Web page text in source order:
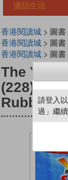
漫話生活
香港閱讀城> 圖書
香港閱讀城> 圖書
香港閱讀城> 圖書
The
(228)
Rubbish
請登入
過」繼續